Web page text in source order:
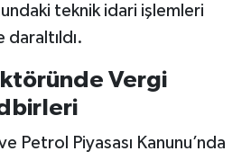
teknik idari işlemleri
daraltıldı.
Vergi
Petrol Piyasası Kanunu’nda